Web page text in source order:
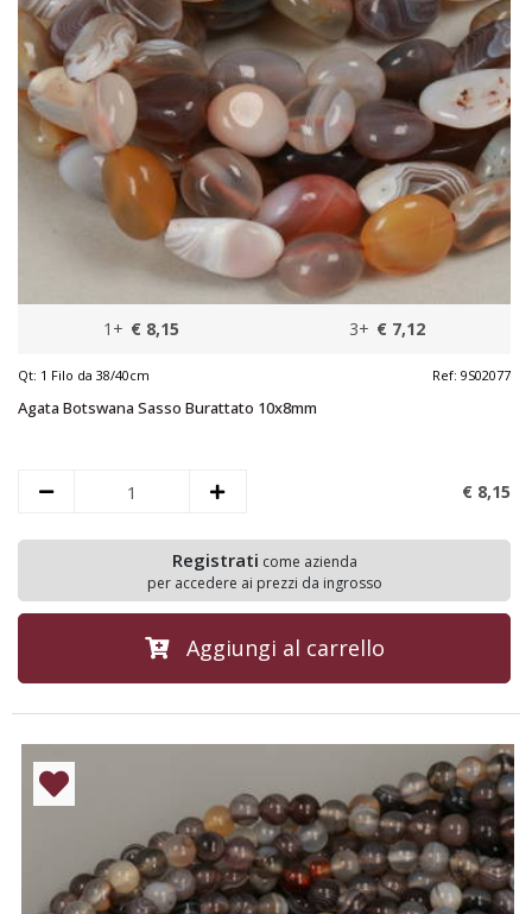
1+ € 8,15 3+ € 7,12
Qt: 1 Filo da 38/40cm Ref: 9S02077
Agata Botswana Sasso Burattato 10x8mm
€ 8,15
Registrati come azienda
per accedere ai prezzi da ingrosso
Aggiungi al carrello